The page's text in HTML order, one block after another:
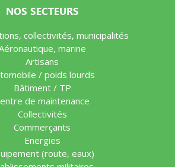
NOS SECTEURS
collectivités, municipalités
marine
Artisans
/ poids lourds
Bâtiment / TP
de maintenance
Collectivités
Commerçants
Energies
(route, eaux)